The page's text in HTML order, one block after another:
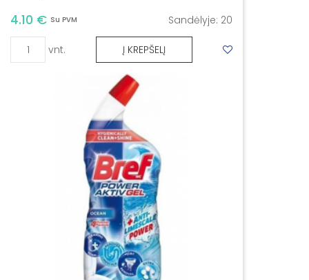
4.10 € Su PVM Sandėlyje: 20
vnt. Į KREPŠELĮ